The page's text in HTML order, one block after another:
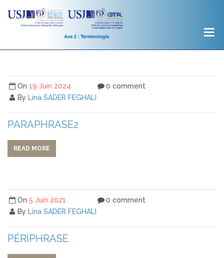
On 19 Juin 2024
By Lina SADER FEGHALI
0 comment
PARAPHRASE2
READ MORE
On 5 Juin 2021
By Lina SADER FEGHALI
0 comment
PÉRIPHRASE